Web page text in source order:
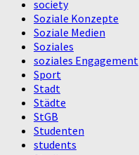
society
Soziale Konzepte
Soziale Medien
Soziales
soziales Engagement
Sport
Stadt
Städte
StGB
Studenten
students